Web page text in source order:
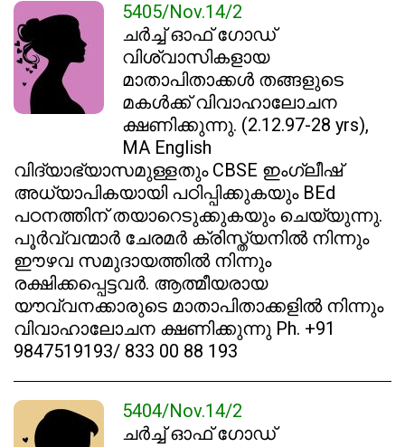
5405/Nov.14/2
ചർച്ച് ഓഫ് ഗോഡ്
വിശ്വാസികളായ
മാതാപിതാക്കൾ തങ്ങളുടെ
മകൾക്ക് വിവാഹാലോചന
ക്ഷണിക്കുന്നു. (2.12.97-28 yrs),
MA English
വിദ്യാഭ്യാസമുള്ളതും CBSE ഇംഗ്ലീഷ്
അധ്യാപികയായി പഠിപ്പിക്കുകയും BEd
പഠനത്തിന് തയാറെടുക്കുകയും ചെയ്യുന്നു.
പൂർവ്വന്മാർ ചേരമർ ക്രിസ്ത്യനിൽ നിന്നും
ഈഴവ സമുദായത്തിൽ നിന്നും
രക്ഷിക്കപ്പെട്ടവർ. ആത്മീയരായ
യൗവ്വനക്കാരുടെ മാതാപിതാക്കളിൽ നിന്നും
വിവാഹാലോചന ക്ഷണിക്കുന്നു Ph. +91
9847519193/ 833 00 88 193
5404/Nov.14/2
ചർച്ച് ഓഫ് ഗോഡ്